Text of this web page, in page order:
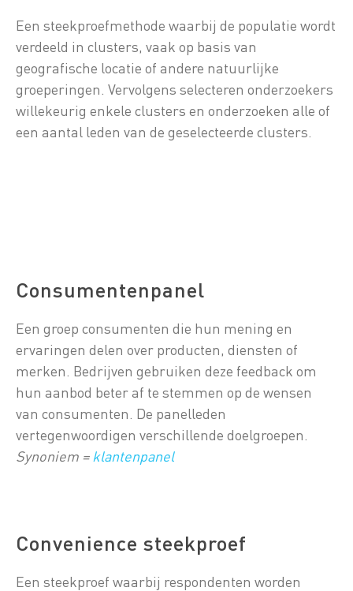
Een steekproefmethode waarbij de populatie wordt
verdeeld in clusters, vaak op basis van
geografische locatie of andere natuurlijke
groeperingen. Vervolgens selecteren onderzoekers
willekeurig enkele clusters en onderzoeken alle of
een aantal leden van de geselecteerde clusters.
Consumentenpanel
Een groep consumenten die hun mening en
ervaringen delen over producten, diensten of
merken. Bedrijven gebruiken deze feedback om
hun aanbod beter af te stemmen op de wensen
van consumenten. De panelleden
vertegenwoordigen verschillende doelgroepen.
Synoniem = klantenpanel
Convenience steekproef
Een steekproef waarbij respondenten worden